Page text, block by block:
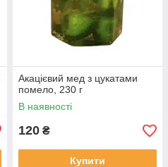
Акацієвий мед з цукатами
помело, 230 г
В наявності
120 ₴
Купити